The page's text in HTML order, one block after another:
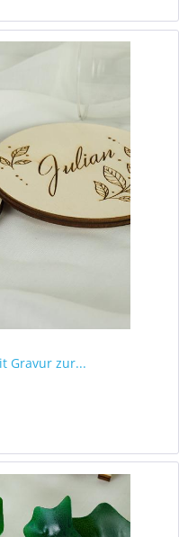
Gravur zur...